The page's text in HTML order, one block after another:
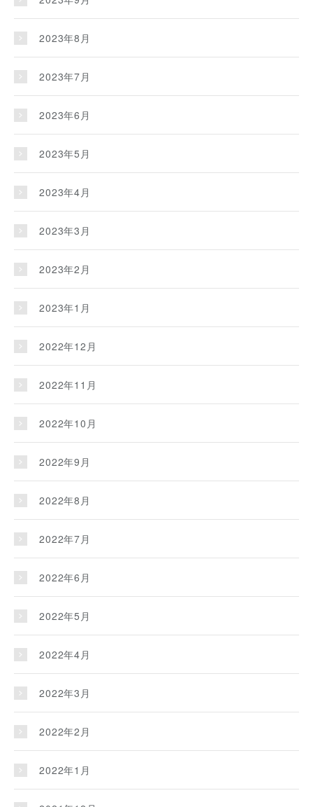
2023年8月
2023年7月
2023年6月
2023年5月
2023年4月
2023年3月
2023年2月
2023年1月
2022年12月
2022年11月
2022年10月
2022年9月
2022年8月
2022年7月
2022年6月
2022年5月
2022年4月
2022年3月
2022年2月
2022年1月